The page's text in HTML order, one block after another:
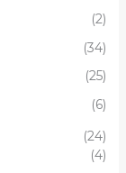
(2)
(34)
(25)
(6)
(24)
(4)